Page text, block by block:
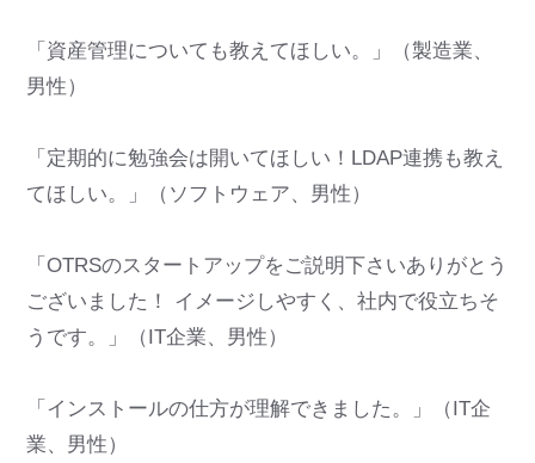
「資産管理についても教えてほしい。」（製造業、
男性）
「定期的に勉強会は開いてほしい！LDAP連携も教え
てほしい。」（ソフトウェア、男性）
「OTRSのスタートアップをご説明下さいありがとう
ございました！ イメージしやすく、社内で役立ちそ
うです。」（IT企業、男性）
「インストールの仕方が理解できました。」（IT企
業、男性）